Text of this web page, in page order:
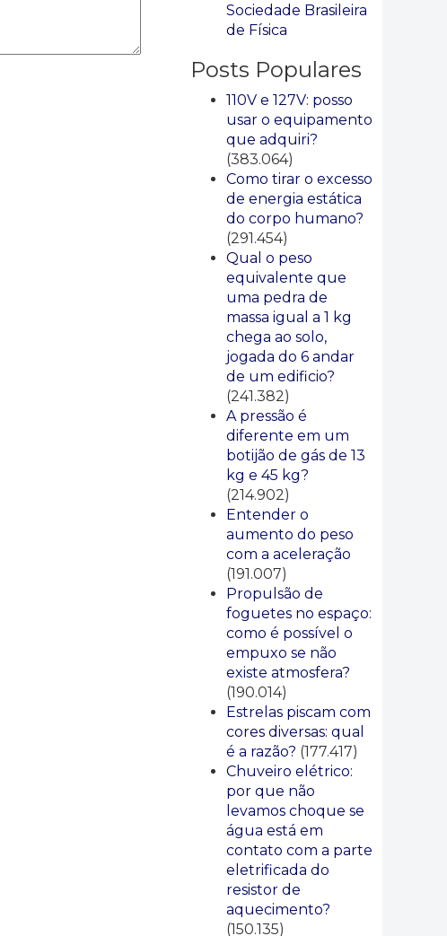
Sociedade Brasileira
de Física
Posts Populares
110V e 127V: posso
usar o equipamento
que adquiri?
(383.064)
Como tirar o excesso
de energia estática
do corpo humano?
(291.454)
Qual o peso
equivalente que
uma pedra de
massa igual a 1 kg
chega ao solo,
jogada do 6 andar
de um edificio?
(241.382)
A pressão é
diferente em um
botijão de gás de 13
kg e 45 kg?
(214.902)
Entender o
aumento do peso
com a aceleração
(191.007)
Propulsão de
foguetes no espaço:
como é possível o
empuxo se não
existe atmosfera?
(190.014)
Estrelas piscam com
cores diversas: qual
é a razão? (177.417)
Chuveiro elétrico:
por que não
levamos choque se
água está em
contato com a parte
eletrificada do
resistor de
aquecimento?
(150.135)